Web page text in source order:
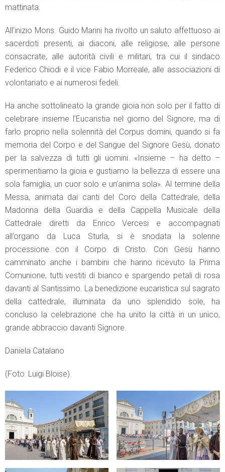
mattinata.
All’inizio Mons. Guido Marini ha rivolto un saluto affettuoso ai
sacerdoti presenti, ai diaconi, alle religiose, alle persone
consacrate, alle autorità civili e militari, tra cui il sindaco
Federico Chiodi e il vice Fabio Morreale, alle associazioni di
volontariato e ai numerosi fedeli.
Ha anche sottolineato la grande gioia non solo per il fatto di
celebrare insieme l’Eucaristia nel giorno del Signore, ma di
farlo proprio nella solennità del Corpus domini, quando si fa
memoria del Corpo e del Sangue del Signore Gesù, donato
per la salvezza di tutti gli uomini. «Insieme – ha detto –
sperimentiamo la gioia e gustiamo la bellezza di essere una
sola famiglia, un cuor solo e un’anima sola». Al termine della
Messa, animata dai canti del Coro della Cattedrale, della
Madonna della Guardia e della Cappella Musicale della
Cattedrale diretti da Enrico Vercesi e accompagnati
all’organo da Luca Sturla, si è snodata la solenne
processione con il Corpo di Cristo. Con Gesù hanno
camminato anche i bambini che hanno ricevuto la Prima
Comunione, tutti vestiti di bianco e spargendo petali di rosa
davanti al Santissimo. La benedizione eucaristica sul sagrato
della cattedrale, illuminata da uno splendido sole, ha
concluso la celebrazione che ha unito la città in un unico,
grande abbraccio davanti Signore.
Daniela Catalano
(Foto: Luigi Bloise)